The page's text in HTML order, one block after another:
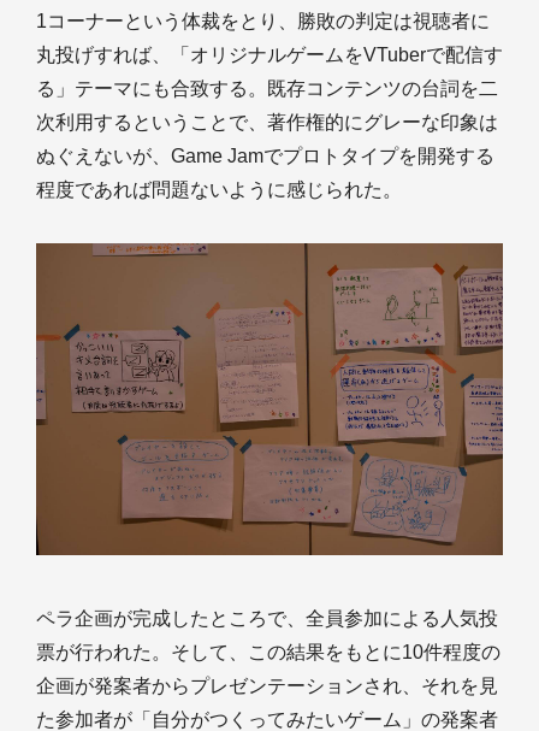
1コーナーという体裁をとり、勝敗の判定は視聴者に
丸投げすれば、「オリジナルゲームをVTuberで配信す
る」テーマにも合致する。既存コンテンツの台詞を二
次利用するということで、著作権的にグレーな印象は
ぬぐえないが、Game Jamでプロトタイプを開発する
程度であれば問題ないように感じられた。
ペラ企画が完成したところで、全員参加による人気投
票が行われた。そして、この結果をもとに10件程度の
企画が発案者からプレゼンテーションされ、それを見
た参加者が「自分がつくってみたいゲーム」の発案者